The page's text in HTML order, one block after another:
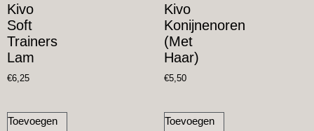
Kivo
Soft
Trainers
Lam
€6,25
Toevoegen
Kivo
Konijnenoren
(met
Haar)
€5,50
Toevoegen